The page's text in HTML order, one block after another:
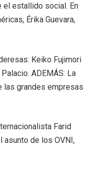
estallido social. En
Érika Guevara,
Keiko Fujimori
ADEMÁS: La
las grandes empresas
Farid
asunto de los OVNI,